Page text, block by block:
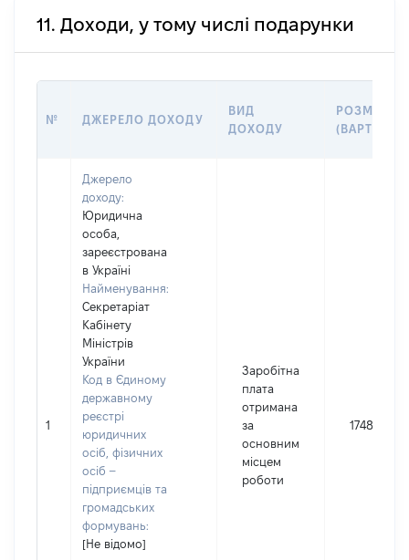
11. Доходи, у тому числі подарунки
№ ДЖЕРЕЛО ДОХОДУ
ВИД
ДОХОДУ
РОЗМІР
(ВАРТІСТЬ)
1
Джерело
доходу:
Юридична
особа,
зареєстрована
в Україні
Найменування:
Секретаріат
Кабінету
Міністрів
України
Код в Єдиному
державному
реєстрі
юридичних
осіб, фізичних
осіб –
підприємців та
громадських
формувань:
[Не відомо]
Заробітна
плата
отримана
за
основним
місцем
роботи
174877